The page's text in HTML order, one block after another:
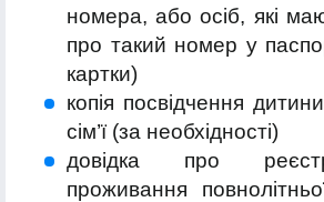
номера, або осіб, які
про такий номер у
картки)
копія посвідчення
сім’ї (за необхідності)
довідка про
проживання